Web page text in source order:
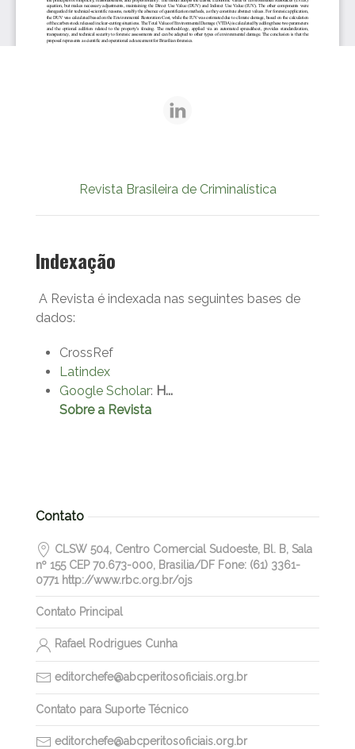
Revista Brasileira de Criminalística
Indexação
A Revista é indexada nas seguintes bases de
dados:
CrossRef
Latindex
Google Scholar: H...
Sobre a Revista
Contato
CLSW 504, Centro Comercial Sudoeste, Bl. B, Sala
nº 155 CEP 70.673-000, Brasilia/DF Fone: (61) 3361-
0771 http://www.rbc.org.br/ojs
Contato Principal
Rafael Rodrigues Cunha
editorchefe@abcperitosoficiais.org.br
Contato para Suporte Técnico
editorchefe@abcperitosoficiais.org.br